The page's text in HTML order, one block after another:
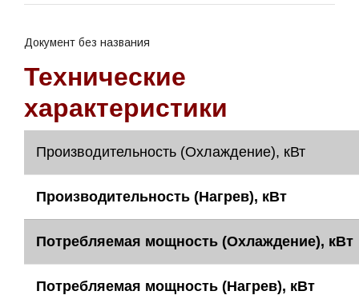
Документ без названия
Технические
характеристики
Производительность (Охлаждение), кВт
Производительность (Нагрев), кВт
Потребляемая мощность (Охлаждение), кВт
Потребляемая мощность (Нагрев), кВт